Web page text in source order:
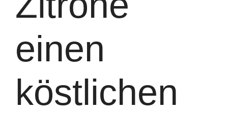
einen
köstlichen